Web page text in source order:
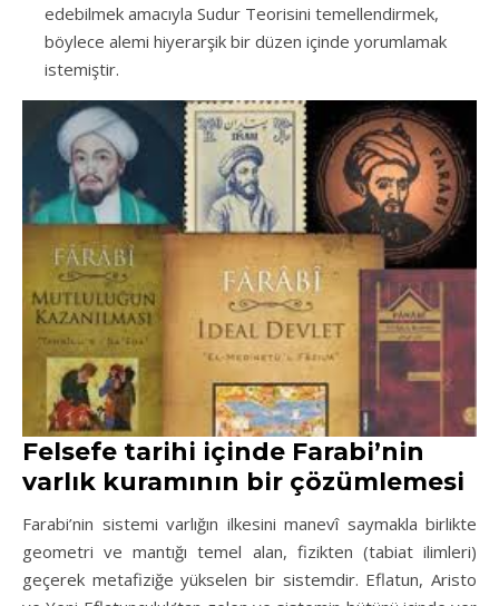
edebilmek amacıyla Sudur Teorisini temellendirmek,
böylece alemi hiyerarşik bir düzen içinde yorumlamak
istemiştir.
Felsefe tarihi içinde Farabi’nin
varlık kuramının bir çözümlemesi
Farabi’nin sistemi varlığın ilkesini manevî saymakla birlikte
geometri ve mantığı temel alan, fizikten (tabiat ilimleri)
geçerek metafiziğe yükselen bir sistemdir. Eflatun, Aristo